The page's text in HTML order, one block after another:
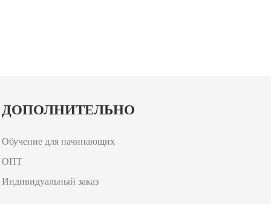
ДОПОЛНИТЕЛЬНО
Обучение для начинающих
ОПТ
Индивидуальный заказ